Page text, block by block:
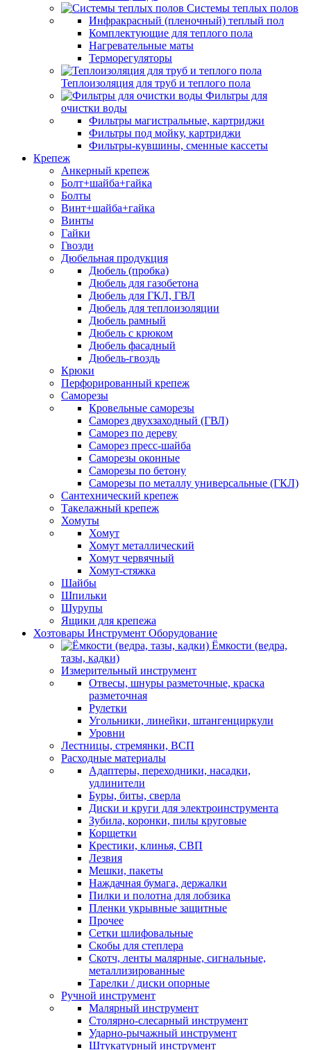
Системы теплых полов
Инфракрасный (пленочный) теплый пол
Комплектующие для теплого пола
Нагревательные маты
Терморегуляторы
Теплоизоляция для труб и теплого пола
Фильтры для
очистки воды
Фильтры магистральные, картриджи
Фильтры под мойку, картриджи
Фильтры-кувшины, сменные кассеты
Крепеж
Анкерный крепеж
Болт+шайба+гайка
Болты
Винт+шайба+гайка
Винты
Гайки
Гвозди
Дюбельная продукция
Дюбель (пробка)
Дюбель для газобетона
Дюбель для ГКЛ, ГВЛ
Дюбель для теплоизоляции
Дюбель рамный
Дюбель с крюком
Дюбель фасадный
Дюбель-гвоздь
Крюки
Перфорированный крепеж
Саморезы
Кровельные саморезы
Саморез двухзаходный (ГВЛ)
Саморез по дереву
Саморез пресс-шайба
Саморезы оконные
Саморезы по бетону
Саморезы по металлу универсальные (ГКЛ)
Сантехнический крепеж
Такелажный крепеж
Хомуты
Хомут
Хомут металлический
Хомут червячный
Хомут-стяжка
Шайбы
Шпильки
Шурупы
Ящики для крепежа
Хозтовары Инструмент Оборудование
Ёмкости (ведра,
тазы, кадки)
Измерительный инструмент
Отвесы, шнуры разметочные, краска
разметочная
Рулетки
Угольники, линейки, штангенциркули
Уровни
Лестницы, стремянки, ВСП
Расходные материалы
Адаптеры, переходники, насадки,
удлинители
Буры, биты, сверла
Диски и круги для электроинструмента
Зубила, коронки, пилы круговые
Корщетки
Крестики, клинья, СВП
Лезвия
Мешки, пакеты
Наждачная бумага, держалки
Пилки и полотна для лобзика
Пленки укрывные защитные
Прочее
Сетки шлифовальные
Скобы для степлера
Скотч, ленты малярные, сигнальные,
металлизированные
Тарелки / диски опорные
Ручной инструмент
Малярный инструмент
Столярно-слесарный инструмент
Ударно-рычажный инструмент
Штукатурный инструмент